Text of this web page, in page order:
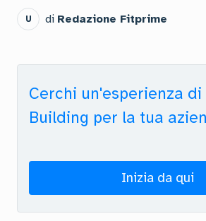
U di Redazione Fitprime
Cerchi un'esperienza di
Building per la tua
Inizia da qui